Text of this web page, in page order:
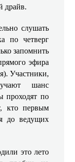
драйв.
слушать
по четверг
запомнить
эфира
Участники,
шанс
проходят по
кто первым
до ведущих
это лето